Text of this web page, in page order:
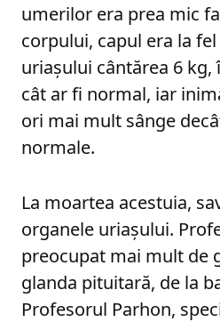
umerilor era prea mic
corpului, capul era la
uriașului cântărea 6 kg,
cât ar fi normal, iar
ori mai mult sânge
normale.
La moartea acestuia,
organele uriașului.
preocupat mai mult de
glanda pituitară, de la
Profesorul Parhon,